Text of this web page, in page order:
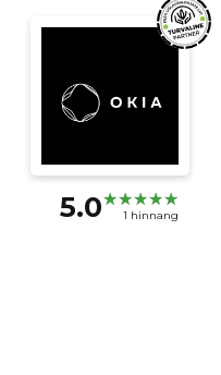
5.0 1 hinnang